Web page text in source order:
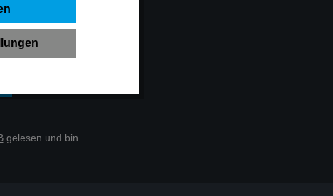
aktuelle
gelesen und bin